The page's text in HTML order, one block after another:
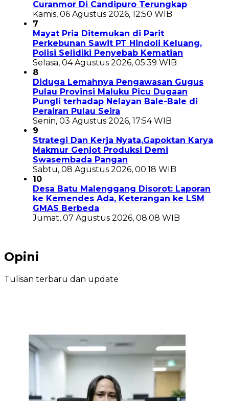
Curanmor Di Candipuro Terungkap
Kamis, 06 Agustus 2026, 12:50 WIB
7
Mayat Pria Ditemukan di Parit
Perkebunan Sawit PT Hindoli Keluang,
Polisi Selidiki Penyebab Kematian
Selasa, 04 Agustus 2026, 05:39 WIB
8
Diduga Lemahnya Pengawasan Gugus
Pulau Provinsi Maluku Picu Dugaan
Pungli terhadap Nelayan Bale-Bale di
Perairan Pulau Seira
Senin, 03 Agustus 2026, 17:54 WIB
9
Strategi Dan Kerja Nyata,Gapoktan Karya
Makmur Genjot Produksi Demi
Swasembada Pangan
Sabtu, 08 Agustus 2026, 00:18 WIB
10
Desa Batu Malenggang Disorot: Laporan
ke Kemendes Ada, Keterangan ke LSM
GMAS Berbeda
Jumat, 07 Agustus 2026, 08:08 WIB
Opini
Tulisan terbaru dan update